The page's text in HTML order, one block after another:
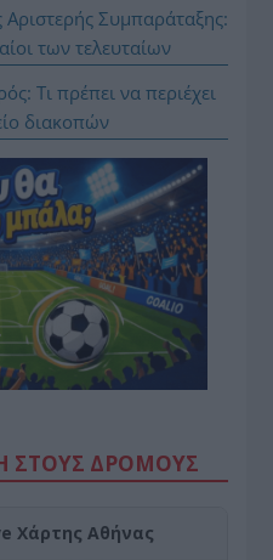
Συμπαράταξης:
των τελευταίων
Τι πρέπει να περιέχει
διακοπών
ΣΤΟΥΣ ΔΡΌΜΟΥΣ
Χάρτης Αθήνας